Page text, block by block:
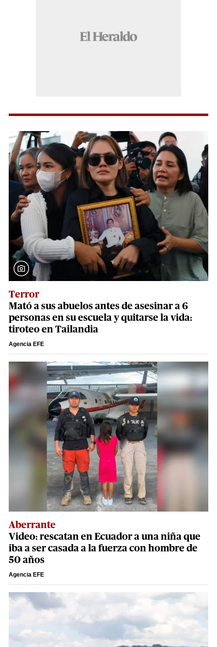
Terror
Mató a sus abuelos antes de asesinar a 6
personas en su escuela y quitarse la vida:
tiroteo en Tailandia
Agencia EFE
Aberrante
Video: rescatan en Ecuador a una niña que
iba a ser casada a la fuerza con hombre de
50 años
Agencia EFE